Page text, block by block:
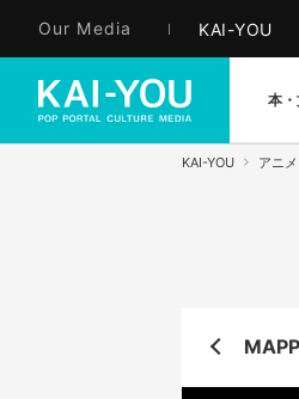
Our Media KAI-YOU
本
KAI-YOU アニ